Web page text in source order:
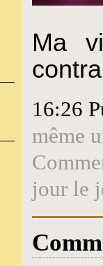
Ma
16:26
même
jour le